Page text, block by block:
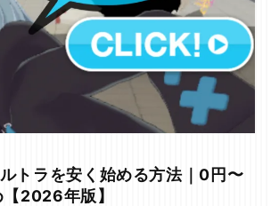
トラを安く始める方法｜0円〜
2026年版】